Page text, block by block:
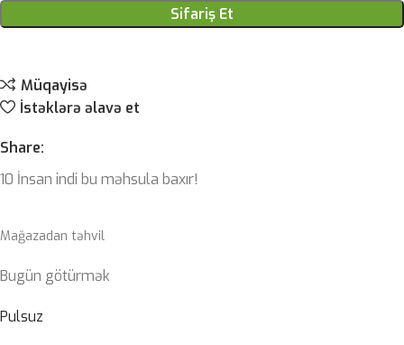
Sifariş Et
Müqayisə
İstəklərə əlavə et
Share:
10 İnsan indi bu məhsula baxır!
Mağazadan təhvil
Bugün götürmək
Pulsuz